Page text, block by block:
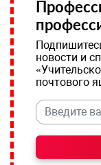
новости и
почтового